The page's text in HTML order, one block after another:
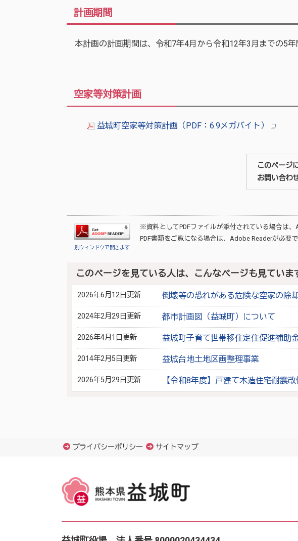
計画期間
本計画の計画期間は、令和7年4月から令和12年3月までの5
空家等対策計画
益城町空家等対策計画（PDF：6.9メガバイト）
このページ
お問い合わ
別ウィンドウで開きます
※資料としてPDFファイルが添付されている場合は、
PDF書類をご覧になる場合は、 Adobe Readerが必要
このページを見ている人は、こんなページも見ていま
2026年6月12日更新 倒壊等の恐れがある危険な空家の除
2024年2月29日更新 都市計画図（益城町）について
2026年4月1日更新 益城町子育て世帯移住定住促進補助
2014年2月5日更新 益城台地土地区画整理事業
2026年5月29日更新 【令和8年度】戸建て木造住宅耐震
プライバシーポリシー サイトマップ